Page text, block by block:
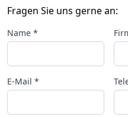
Fragen Sie uns gerne an:
Name *
E-Mail *